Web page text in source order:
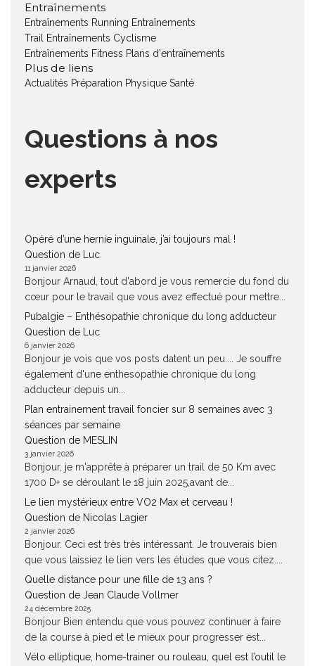
Entraînements
Entraînements Running Entraînements
Trail
Entraînements Cyclisme
Entraînements Fitness Plans d'entraînements
Plus de liens
Actualités Préparation Physique Santé
Questions à nos
experts
Opéré d’une hernie inguinale, j’ai toujours mal !
Question de Luc
11 janvier 2026
Bonjour Arnaud, tout d'abord je vous remercie du fond du
cœur pour le travail que vous avez effectué pour mettre...
Pubalgie – Enthésopathie chronique du long adducteur
Question de Luc
6 janvier 2026
Bonjour je vois que vos posts datent un peu.... Je souffre
également d'une enthesopathie chronique du long
adducteur depuis un...
Plan entrainement travail foncier sur 8 semaines avec 3
séances par semaine
Question de MESLIN
3 janvier 2026
Bonjour, je m'apprête à préparer un trail de 50 Km avec
1700 D+ se déroulant le 18 juin 2025,avant de...
Le lien mystérieux entre VO2 Max et cerveau !
Question de Nicolas Lagier
2 janvier 2026
Bonjour. Ceci est très très intéressant. Je trouverais bien
que vous laissiez le lien vers les études que vous citez....
Quelle distance pour une fille de 13 ans ?
Question de Jean Claude Vollmer
24 décembre 2025
Bonjour Bien entendu que vous pouvez continuer à faire
de la course à pied et le mieux pour progresser est...
Vélo elliptique, home-trainer ou rouleau, quel est l’outil le